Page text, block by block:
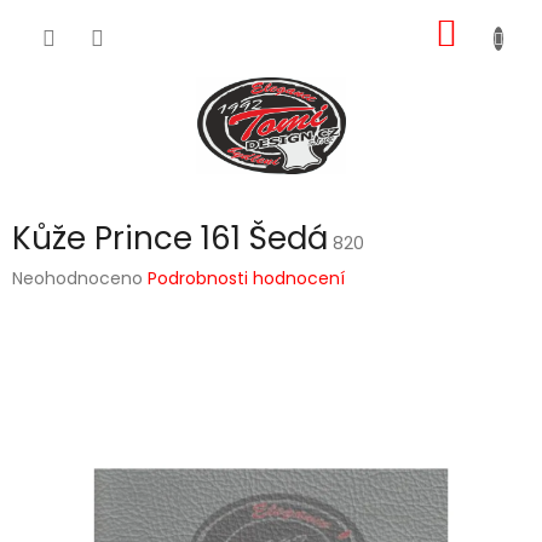
KOŠÍK
Kůže Prince 161 Šedá 820
Průměrné
Neohodnoceno Podrobnosti hodnocení